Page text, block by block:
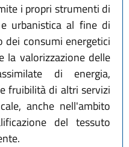
i propri strumenti di
urbanistica al fine di
dei consumi energetici
la valorizzazione delle
di energia,
fruibilità di altri servizi
anche nell'ambito
del tessuto